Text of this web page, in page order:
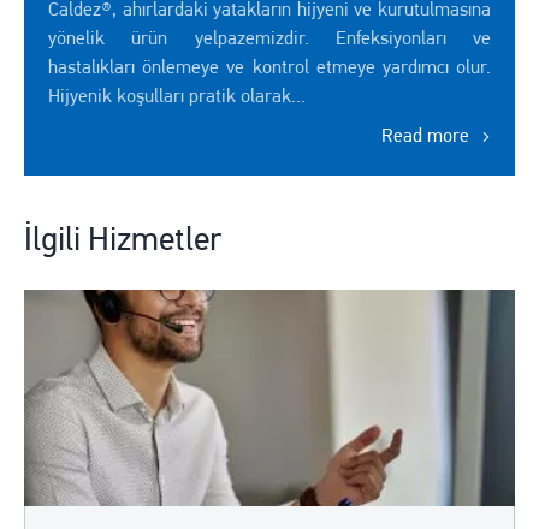
Caldez®, ahırlardaki yatakların hijyeni ve kurutulmasına
yönelik ürün yelpazemizdir. Enfeksiyonları ve
hastalıkları önlemeye ve kontrol etmeye yardımcı olur.
Hijyenik koşulları pratik olarak...
Read more
İlgili Hizmetler